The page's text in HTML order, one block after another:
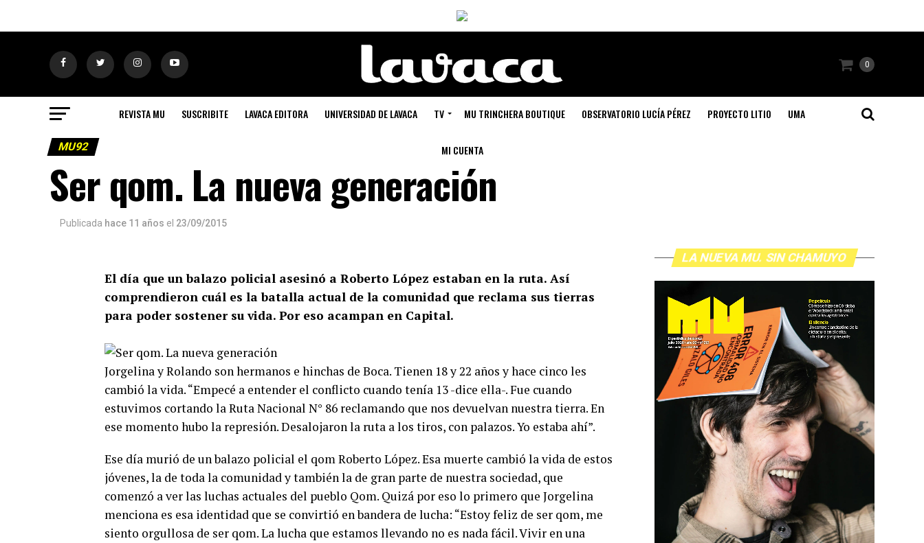
0
REVISTA MU SUSCRIBITE LAVACA EDITORA UNIVERSIDAD DE LAVACA TV MU TRINCHERA BOUTIQUE OBSERVATORIO LUCÍA PÉREZ PROYECTO LITIO UMA
MI CUENTA
MU92
Ser qom. La nueva generación
Publicada hace 11 años el 23/09/2015
El día que un balazo policial asesinó a Roberto López estaban en la ruta. Así
comprendieron cuál es la batalla actual de la comunidad que reclama sus tierras
para poder sostener su vida. Por eso acampan en Capital.
Jorgelina y Rolando son hermanos e hinchas de Boca. Tienen 18 y 22 años y hace cinco les
cambió la vida. “Empecé a entender el conflicto cuando tenía 13 -dice ella-. Fue cuando
estuvimos cortando la Ruta Nacional N° 86 reclamando que nos devuelvan nuestra tierra. En
ese momento hubo la represión. Desalojaron la ruta a los tiros, con palazos. Yo estaba ahí”.
Ese día murió de un balazo policial el qom Roberto López. Esa muerte cambió la vida de estos
jóvenes, la de toda la comunidad y también la de gran parte de nuestra sociedad, que
comenzó a ver las luchas actuales del pueblo Qom. Quizá por eso lo primero que Jorgelina
menciona es esa identidad que se convirtió en bandera de lucha: “Estoy feliz de ser qom, me
siento orgullosa de ser qom. La lucha que estamos llevando no es nada fácil. Vivir en una
LA NUEVA MU. SIN CHAMUYO